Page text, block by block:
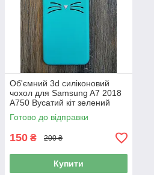
Об'ємний 3d силіконовий
чохол для Samsung A7 2018
A750 Вусатий кіт зелений
Готово до відправки
150 ₴ 200 ₴
Купити